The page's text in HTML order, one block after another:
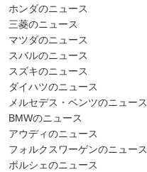
ホンダのニュース
三菱のニュース
マツダのニュース
スバルのニュース
スズキのニュース
ダイハツのニュース
メルセデス・ベンツのニュース
BMWのニュース
アウディのニュース
フォルクスワーゲンのニュース
ポルシェのニュース